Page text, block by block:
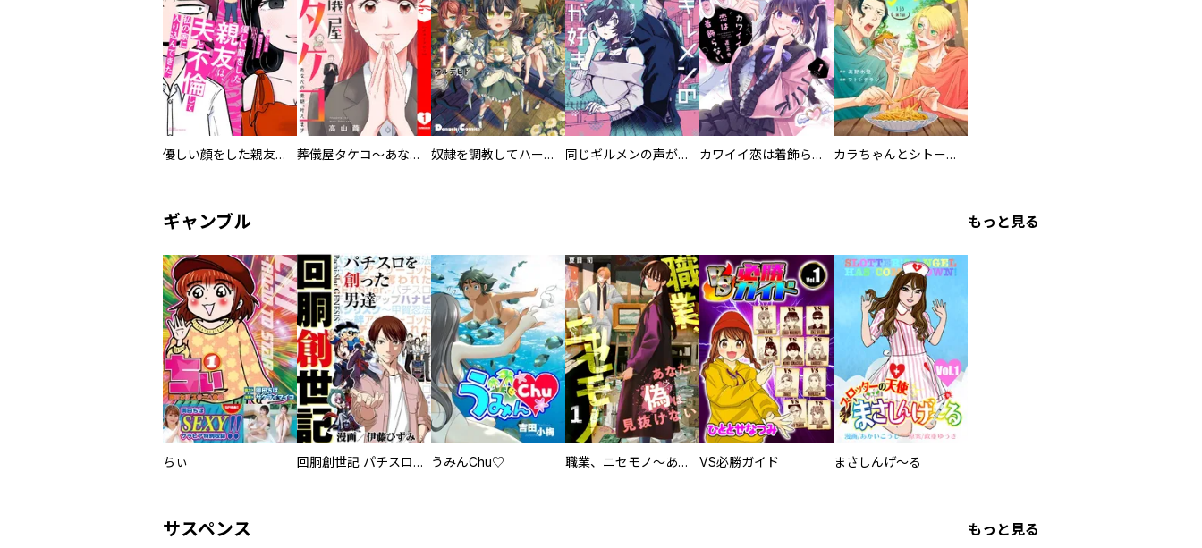
優しい顔をした親友は、夫と不倫して私の家に入り込んできた。 葬儀屋タケコ～あなたの最期、叶えます【電子単行本版】 奴隷を調教してハーレム作る 同じギルメンの声が好き カワイイ恋は着飾らない カラちゃんとシトーさんと、 【分冊版】
ギャンブル もっと見る
ちぃ 回胴創世記 パチスロを創った男達 うみんChu♡ 職業、ニセモノ～あなたに偽は見抜けない【電子単行本版】 VS必勝ガイド まさしんげ～る
サスペンス もっと見る